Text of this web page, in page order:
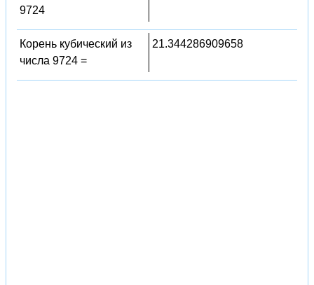
9724
Корень кубический из
числа 9724 =
21.344286909658